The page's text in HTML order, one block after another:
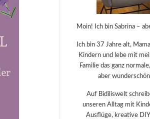
Moin! Ich bin Sabrina –
Ich bin 37 Jahre alt,
Kindern und lebe mit
Familie das ganz
aber
Auf Bidiliswelt
unseren Alltag mit
Ausflüge, kreative